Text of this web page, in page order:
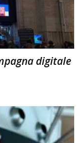
digitale